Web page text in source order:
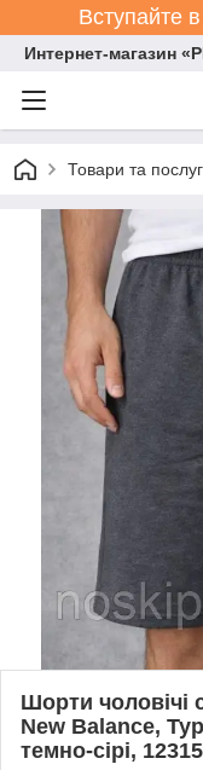
Вступайте
Интернет-магазин
Товари та
Шорти чоловічі
New Balance,
темно-сірі, 12315